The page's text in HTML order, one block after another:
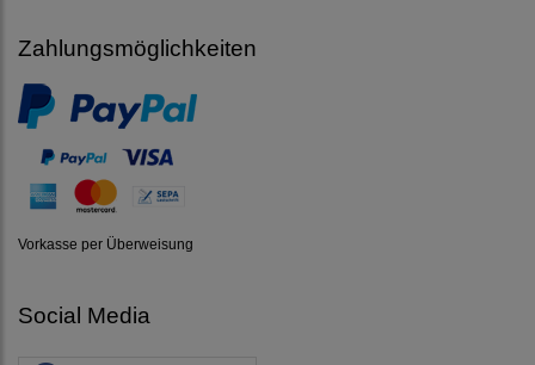
Zahlungsmöglichkeiten
Vorkasse per Überweisung
Social Media